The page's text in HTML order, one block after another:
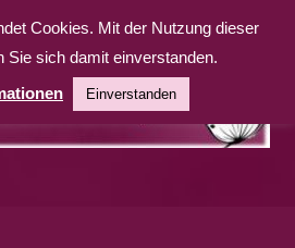
Cookies. Mit der Nutzung dieser
Sie sich damit einverstanden.
Einverstanden